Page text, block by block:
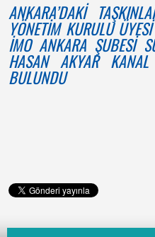
ANKARA’DAKİ
YÖNETİM KURULU
İMO ANKARA ŞUBESİ
HASAN AKYAR KANAL
BULUNDU